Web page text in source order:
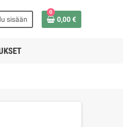
sisään
0
0,00 €